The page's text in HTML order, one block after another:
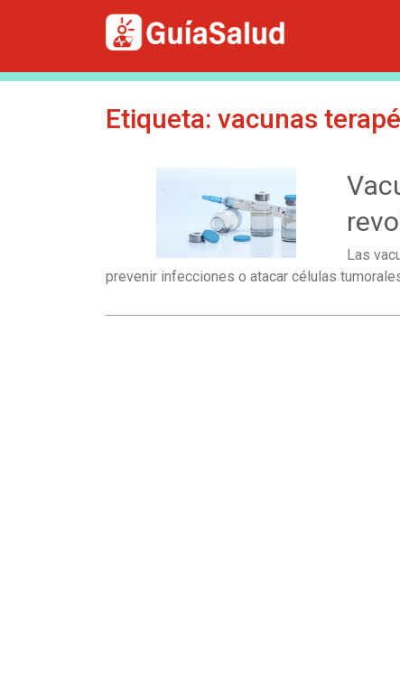
Etiqueta: vacunas
Las
prevenir infecciones o atacar células